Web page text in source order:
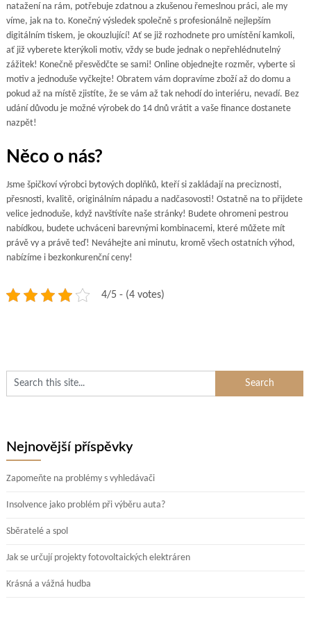
natažení na rám, potřebuje zdatnou a zkušenou řemeslnou práci, ale my
víme, jak na to. Konečný výsledek společně s profesionálně nejlepším
digitálním tiskem, je okouzlující! Ať se již rozhodnete pro umístění kamkoli,
ať již vyberete kterýkoli motiv, vždy se bude jednak o nepřehlédnutelný
zážitek! Konečně přesvědčte se sami! Online objednejte rozměr, vyberte si
motiv a jednoduše vyčkejte! Obratem vám dopravíme zboží až do domu a
pokud až na místě zjistíte, že se vám až tak nehodí do interiéru, nevadí. Bez
udání důvodu je možné výrobek do 14 dnů vrátit a vaše finance dostanete
nazpět!
Něco o nás?
Jsme špičkoví výrobci bytových doplňků, kteří si zakládají na preciznosti,
přesnosti, kvalitě, originálním nápadu a nadčasovosti! Ostatně na to přijdete
velice jednoduše, když navštívíte naše stránky! Budete ohromeni pestrou
nabídkou, budete uchváceni barevnými kombinacemi, které můžete mít
právě vy a právě teď! Neváhejte ani minutu, kromě všech ostatních výhod,
nabízíme i bezkonkurenční ceny!
4/5 - (4 votes)
Nejnovější příspěvky
Zapomeňte na problémy s vyhledávači
Insolvence jako problém při výběru auta?
Sběratelé a spol
Jak se určují projekty fotovoltaických elektráren
Krásná a vážná hudba